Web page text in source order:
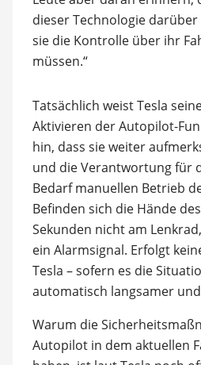
dieser Technologie
sie die Kontrolle über ihr
müssen.“
Tatsächlich weist Tesla
Aktivieren der Autopilot-
hin, dass sie weiter
und die Verantwortung für
Bedarf manuellen Betrieb
Befinden sich die Hände
Sekunden nicht am
ein Alarmsignal. Erfolgt
Tesla – sofern es die
automatisch langsamer
Warum die
Autopilot in dem aktuellen